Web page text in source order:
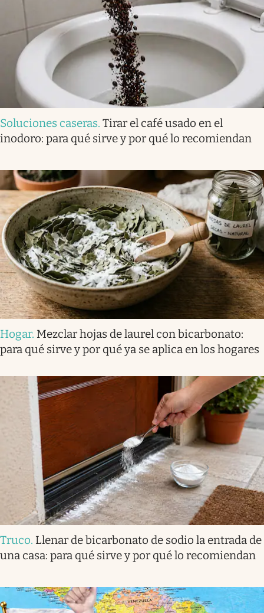
Soluciones caseras. Tirar el café usado en el
inodoro: para qué sirve y por qué lo recomiendan
Hogar. Mezclar hojas de laurel con bicarbonato:
para qué sirve y por qué ya se aplica en los hogares
Truco. Llenar de bicarbonato de sodio la entrada de
una casa: para qué sirve y por qué lo recomiendan